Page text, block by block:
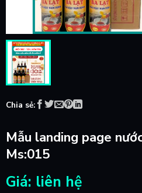
Chia sẻ:
Mẫu landing page
Ms:015
Giá: liên hệ